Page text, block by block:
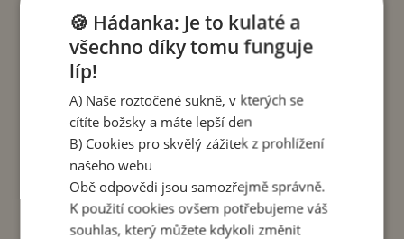
Velikost M- vhodná pro velikosti S a M. Délka
sukně 100 cm. Obvod pasu v klidu 68 cm.
Maximální obvod pasu 100 cm.
Velikost L- vhodná pro velikosti L a XL.Délka
sukně 110 cm. Obvod pasu v klidu 70 cm.
Maximální obvod pasu 115 cm.
Materiál
: 100 % viskóza, vosková batika. Lem: 90
% viskóza + 10% spandex.
🍪 Hádanka: Je to kulaté a
všechno díky tomu funguje
líp!
A) Naše roztočené sukně, v kterých se
cítíte božsky a máte lepší den
B) Cookies pro skvělý zážitek z prohlížení
našeho webu
Obě odpovědi jsou samozřejmě správně.
K použití cookies ovšem potřebujeme váš
souhlas, který můžete kdykoli změnit